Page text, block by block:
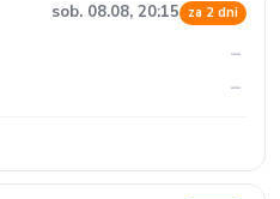
sob. 08.08, 20:15 za 2 dni
–
–